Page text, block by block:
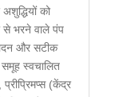
को
भरने वाले पंप
और सटीक
समूह स्वचालित
(केंद्र